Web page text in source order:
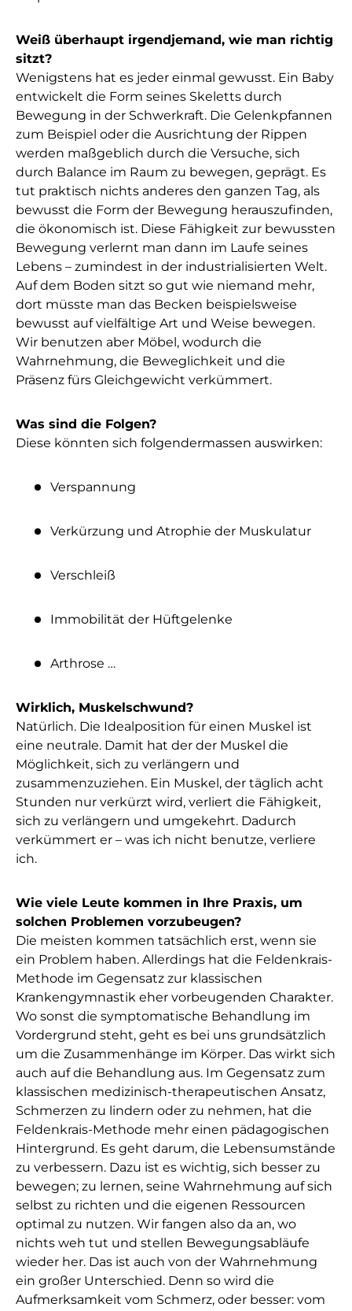
Weiß überhaupt irgendjemand, wie man richtig
sitzt?
Wenigstens hat es jeder einmal gewusst. Ein Baby
entwickelt die Form seines Skeletts durch
Bewegung in der Schwerkraft. Die Gelenkpfannen
zum Beispiel oder die Ausrichtung der Rippen
werden maßgeblich durch die Versuche, sich
durch Balance im Raum zu bewegen, geprägt. Es
tut praktisch nichts anderes den ganzen Tag, als
bewusst die Form der Bewegung herauszufinden,
die ökonomisch ist. Diese Fähigkeit zur bewussten
Bewegung verlernt man dann im Laufe seines
Lebens – zumindest in der industrialisierten Welt.
Auf dem Boden sitzt so gut wie niemand mehr,
dort müsste man das Becken beispielsweise
bewusst auf vielfältige Art und Weise bewegen.
Wir benutzen aber Möbel, wodurch die
Wahrnehmung, die Beweglichkeit und die
Präsenz fürs Gleichgewicht verkümmert.
Was sind die Folgen?
Diese könnten sich folgendermassen auswirken:
Verspannung
Verkürzung und Atrophie der Muskulatur
Verschleiß
Immobilität der Hüftgelenke
Arthrose …
Wirklich, Muskelschwund?
Natürlich. Die Idealposition für einen Muskel ist
eine neutrale. Damit hat der der Muskel die
Möglichkeit, sich zu verlängern und
zusammenzuziehen. Ein Muskel, der täglich acht
Stunden nur verkürzt wird, verliert die Fähigkeit,
sich zu verlängern und umgekehrt. Dadurch
verkümmert er – was ich nicht benutze, verliere
ich.
Wie viele Leute kommen in Ihre Praxis, um
solchen Problemen vorzubeugen?
Die meisten kommen tatsächlich erst, wenn sie
ein Problem haben. Allerdings hat die Feldenkrais-
Methode im Gegensatz zur klassischen
Krankengymnastik eher vorbeugenden Charakter.
Wo sonst die symptomatische Behandlung im
Vordergrund steht, geht es bei uns grundsätzlich
um die Zusammenhänge im Körper. Das wirkt sich
auch auf die Behandlung aus. Im Gegensatz zum
klassischen medizinisch-therapeutischen Ansatz,
Schmerzen zu lindern oder zu nehmen, hat die
Feldenkrais-Methode mehr einen pädagogischen
Hintergrund. Es geht darum, die Lebensumstände
zu verbessern. Dazu ist es wichtig, sich besser zu
bewegen; zu lernen, seine Wahrnehmung auf sich
selbst zu richten und die eigenen Ressourcen
optimal zu nutzen. Wir fangen also da an, wo
nichts weh tut und stellen Bewegungsabläufe
wieder her. Das ist auch von der Wahrnehmung
ein großer Unterschied. Denn so wird die
Aufmerksamkeit vom Schmerz, oder besser: vom